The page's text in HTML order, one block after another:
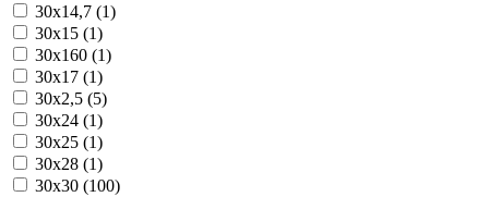
30x14,7 (1)
30x15 (1)
30x160 (1)
30x17 (1)
30x2,5 (5)
30x24 (1)
30x25 (1)
30x28 (1)
30x30 (100)